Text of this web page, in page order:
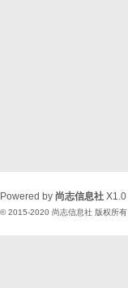
Powered by 尚志信息社 X1.0
© 2015-2020 尚志信息社 版权所有